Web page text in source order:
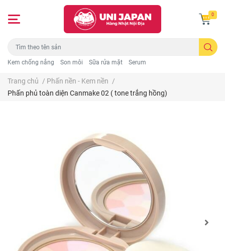
Kem chống nắng Son môi Sữa rửa mặt Serum
0
Trang chủ / Phấn nền - Kem nền /
Phấn phủ toàn diện Canmake 02 ( tone trắng hồng)